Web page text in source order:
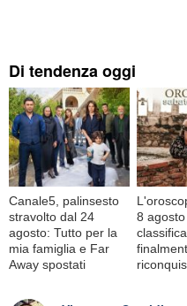
Di tendenza oggi
Canale5, palinsesto
stravolto dal 24
agosto: Tutto per la
mia famiglia e Far
Away spostati
8